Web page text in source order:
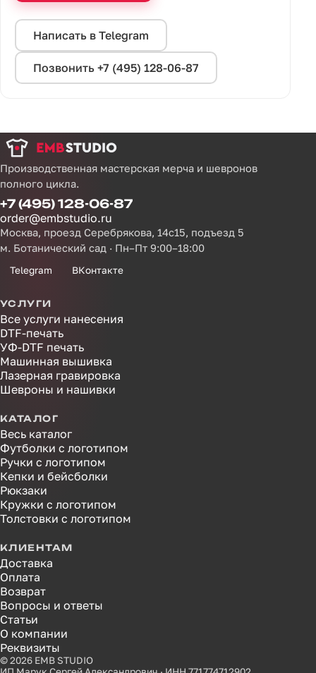
Написать в Telegram
Позвонить +7 (495) 128-06-87
Производственная мастерская мерча и шевронов
полного цикла.
+7 (495) 128-06-87
order@embstudio.ru
Москва, проезд Серебрякова, 14с15, подъезд 5
м. Ботанический сад · Пн–Пт 9:00–18:00
Telegram ВКонтакте
УСЛУГИ
Все услуги нанесения
DTF-печать
УФ-DTF печать
Машинная вышивка
Лазерная гравировка
Шевроны и нашивки
КАТАЛОГ
Весь каталог
Футболки с логотипом
Ручки с логотипом
Кепки и бейсболки
Рюкзаки
Кружки с логотипом
Толстовки с логотипом
КЛИЕНТАМ
Доставка
Оплата
Возврат
Вопросы и ответы
Статьи
О компании
Реквизиты
© 2026 EMB STUDIO